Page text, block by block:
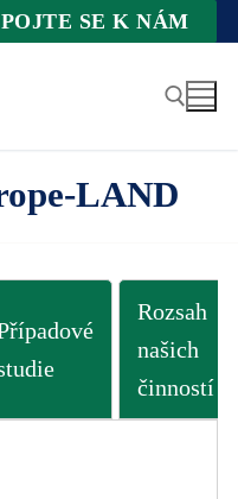
SE K NÁM
Suche nach:
LAND
Rozsah
našich
činností